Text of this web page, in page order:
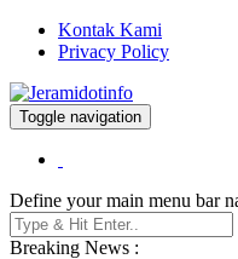
Kontak Kami
Privacy Policy
Jeramidotinfo
Berita dan Informasi Terkini
Toggle navigation
Define your main menu bar
Breaking News :